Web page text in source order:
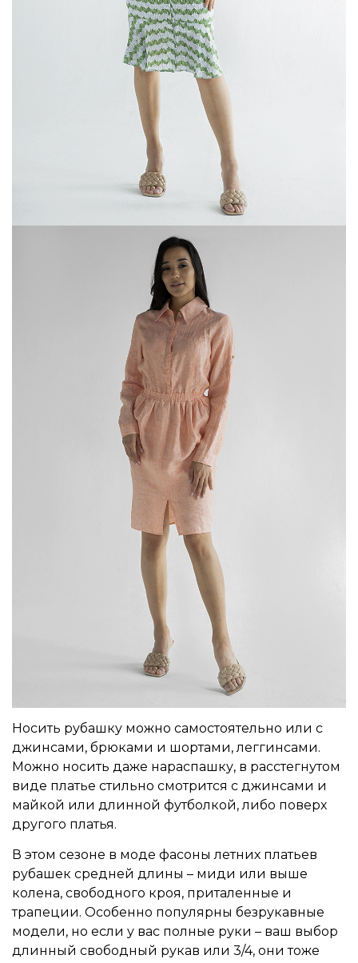
Носить рубашку можно самостоятельно или с
джинсами, брюками и шортами, леггинсами.
Можно носить даже нараспашку, в расстегнутом
виде платье стильно смотрится с джинсами и
майкой или длинной футболкой, либо поверх
другого платья.
В этом сезоне в моде фасоны летних платьев
рубашек средней длины – миди или выше
колена, свободного кроя, приталенные и
трапеции. Особенно популярны безрукавные
модели, но если у вас полные руки – ваш выбор
длинный свободный рукав или 3/4, они тоже